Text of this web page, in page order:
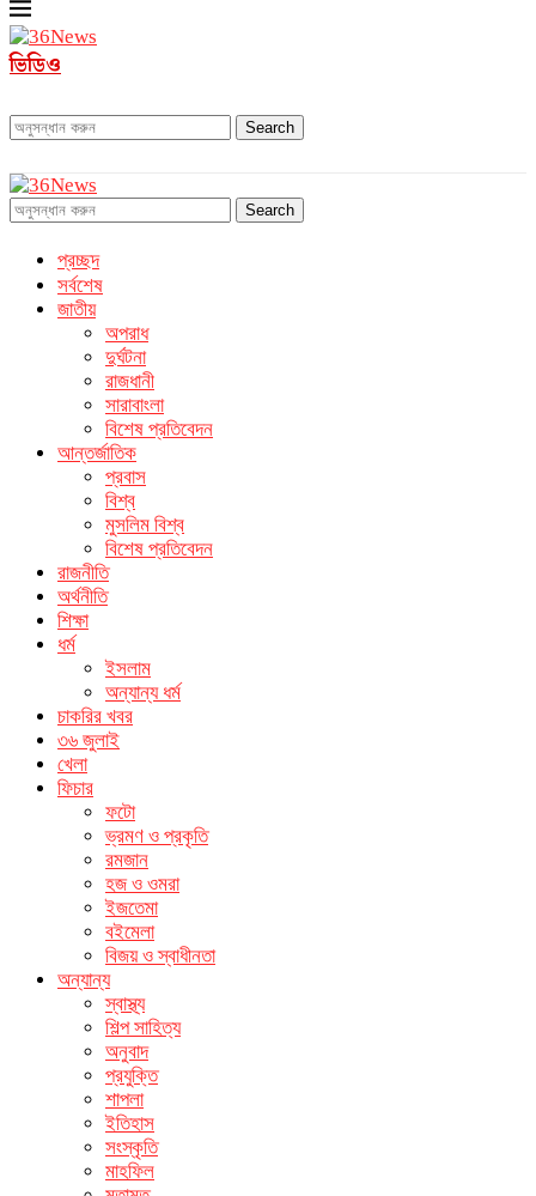
ভিডিও
Search
Search
প্রচ্ছদ
সর্বশেষ
জাতীয়
অপরাধ
দুর্ঘটনা
রাজধানী
সারাবাংলা
বিশেষ প্রতিবেদন
আন্তর্জাতিক
প্রবাস
বিশ্ব
মুসলিম বিশ্ব
বিশেষ প্রতিবেদন
রাজনীতি
অর্থনীতি
শিক্ষা
ধর্ম
ইসলাম
অন্যান্য ধর্ম
চাকরির খবর
৩৬ জুলাই
খেলা
ফিচার
ফটো
ভ্রমণ ও প্রকৃতি
রমজান
হজ ও ওমরা
ইজতেমা
বইমেলা
বিজয় ও স্বাধীনতা
অন্যান্য
স্বাস্থ্য
শিল্প সাহিত্য
অনুবাদ
প্রযুক্তি
শাপলা
ইতিহাস
সংস্কৃতি
মাহফিল